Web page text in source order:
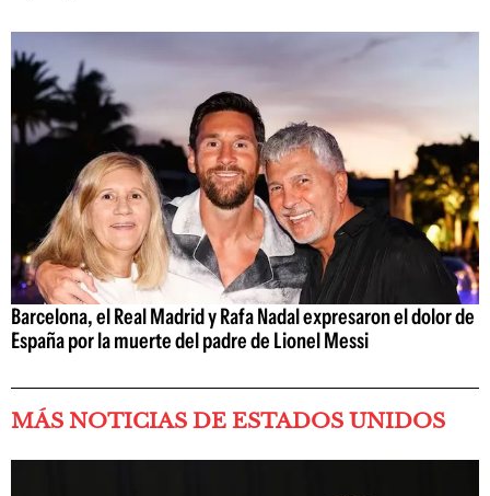
Barcelona, el Real Madrid y Rafa Nadal expresaron el dolor de
España por la muerte del padre de Lionel Messi
MÁS NOTICIAS DE ESTADOS UNIDOS